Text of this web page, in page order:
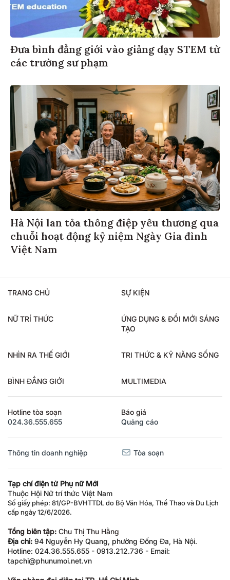
Đưa bình đẳng giới vào giảng dạy STEM từ
các trường sư phạm
Hà Nội lan tỏa thông điệp yêu thương qua
chuỗi hoạt động kỷ niệm Ngày Gia đình
Việt Nam
TRANG CHỦ SỰ KIỆN
NỮ TRÍ THỨC
ỨNG DỤNG & ĐỔI MỚI SÁNG
TẠO
NHÌN RA THẾ GIỚI TRI THỨC & KỸ NĂNG SỐNG
BÌNH ĐẲNG GIỚI MULTIMEDIA
Hotline tòa soạn
024.36.555.655
Báo giá
Quảng cáo
Thông tin doanh nghiệp Tòa soạn
Tạp chí điện tử Phụ nữ Mới
Thuộc Hội Nữ trí thức Việt Nam
Số giấy phép: 81/GP-BVHTTDL do Bộ Văn Hóa, Thể Thao và Du Lịch
cấp ngày 12/6/2026.
Tổng biên tập: Chu Thị Thu Hằng
Địa chỉ: 94 Nguyễn Hy Quang, phường Đống Đa, Hà Nội.
Hotline: 024.36.555.655 - 0913.212.736 - Email:
tapchi@phunumoi.net.vn